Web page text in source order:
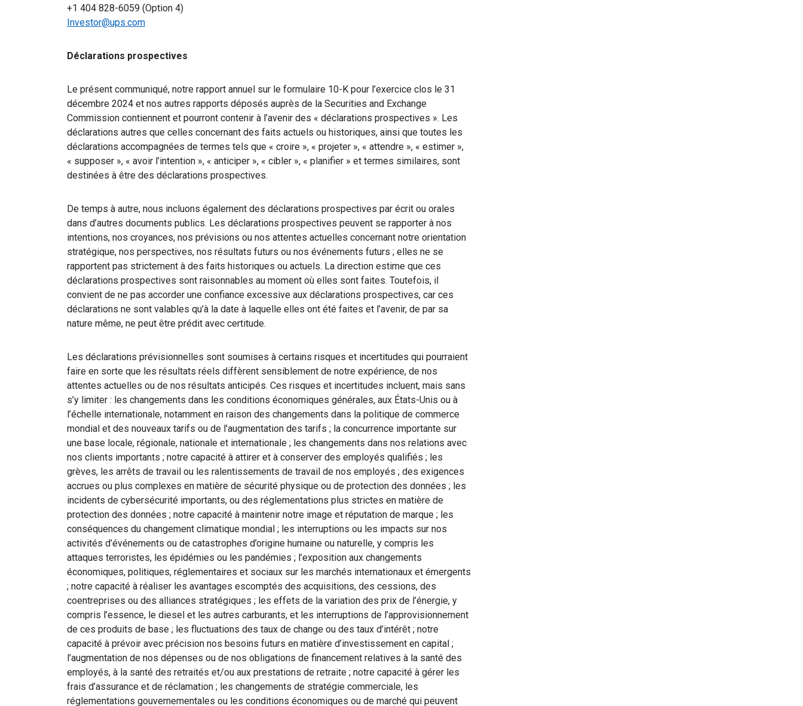
+1 404 828-6059 (Option 4)
Investor@ups.com
Déclarations prospectives
Le présent communiqué, notre rapport annuel sur le formulaire 10-K pour l’exercice clos le 31
décembre 2024 et nos autres rapports déposés auprès de la Securities and Exchange
Commission contiennent et pourront contenir à l’avenir des « déclarations prospectives ». Les
déclarations autres que celles concernant des faits actuels ou historiques, ainsi que toutes les
déclarations accompagnées de termes tels que « croire », « projeter », « attendre », « estimer »,
« supposer », « avoir l’intention », « anticiper », « cibler », « planifier » et termes similaires, sont
destinées à être des déclarations prospectives.
De temps à autre, nous incluons également des déclarations prospectives par écrit ou orales
dans d’autres documents publics. Les déclarations prospectives peuvent se rapporter à nos
intentions, nos croyances, nos prévisions ou nos attentes actuelles concernant notre orientation
stratégique, nos perspectives, nos résultats futurs ou nos événements futurs ; elles ne se
rapportent pas strictement à des faits historiques ou actuels. La direction estime que ces
déclarations prospectives sont raisonnables au moment où elles sont faites. Toutefois, il
convient de ne pas accorder une confiance excessive aux déclarations prospectives, car ces
déclarations ne sont valables qu’à la date à laquelle elles ont été faites et l’avenir, de par sa
nature même, ne peut être prédit avec certitude.
Les déclarations prévisionnelles sont soumises à certains risques et incertitudes qui pourraient
faire en sorte que les résultats réels diffèrent sensiblement de notre expérience, de nos
attentes actuelles ou de nos résultats anticipés. Ces risques et incertitudes incluent, mais sans
s’y limiter : les changements dans les conditions économiques générales, aux États-Unis ou à
l’échelle internationale, notamment en raison des changements dans la politique de commerce
mondial et des nouveaux tarifs ou de l'augmentation des tarifs ; la concurrence importante sur
une base locale, régionale, nationale et internationale ; les changements dans nos relations avec
nos clients importants ; notre capacité à attirer et à conserver des employés qualifiés ; les
grèves, les arrêts de travail ou les ralentissements de travail de nos employés ; des exigences
accrues ou plus complexes en matière de sécurité physique ou de protection des données ; les
incidents de cybersécurité importants, ou des réglementations plus strictes en matière de
protection des données ; notre capacité à maintenir notre image et réputation de marque ; les
conséquences du changement climatique mondial ; les interruptions ou les impacts sur nos
activités d’événements ou de catastrophes d’origine humaine ou naturelle, y compris les
attaques terroristes, les épidémies ou les pandémies ; l’exposition aux changements
économiques, politiques, réglementaires et sociaux sur les marchés internationaux et émergents
; notre capacité à réaliser les avantages escomptés des acquisitions, des cessions, des
coentreprises ou des alliances stratégiques ; les effets de la variation des prix de l’énergie, y
compris l’essence, le diesel et les autres carburants, et les interruptions de l’approvisionnement
de ces produits de base ; les fluctuations des taux de change ou des taux d’intérêt ; notre
capacité à prévoir avec précision nos besoins futurs en matière d’investissement en capital ;
l’augmentation de nos dépenses ou de nos obligations de financement relatives à la santé des
employés, à la santé des retraités et/ou aux prestations de retraite ; notre capacité à gérer les
frais d’assurance et de réclamation ; les changements de stratégie commerciale, les
réglementations gouvernementales ou les conditions économiques ou de marché qui peuvent